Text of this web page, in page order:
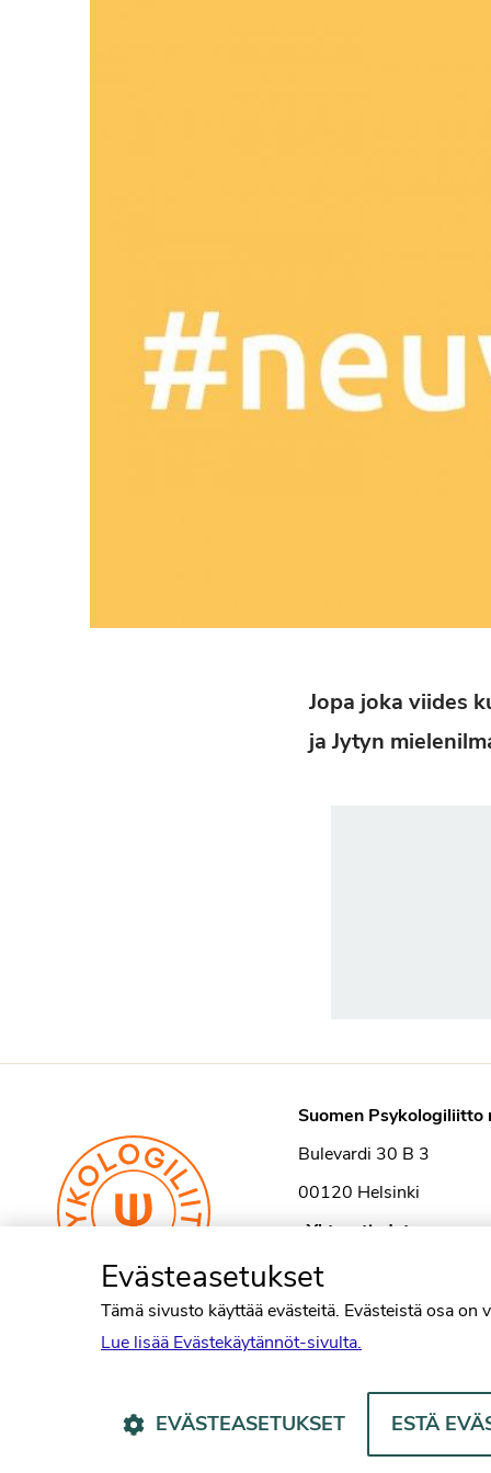
Jopa joka viides
ja Jytyn
Suomen Psykologiliitto
Bulevardi 30 B 3
00120 Helsinki
›Yhteystiedot
Evästeasetukset
Tämä sivusto käyttää evästeitä. Evästeistä osa
Lue lisää Evästekäytännöt-sivulta.
EVÄSTEASETUKSET ESTÄ